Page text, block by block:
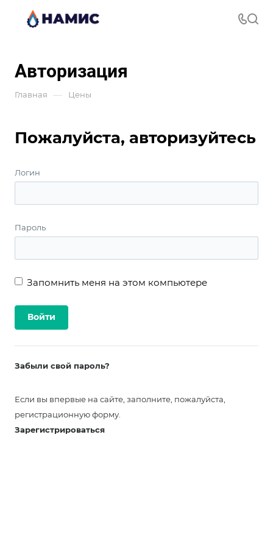
Авторизация
Главная — Цены
Пожалуйста, авторизуйтесь
Логин
Пароль
Запомнить меня на этом компьютере
Забыли свой пароль?
Если вы впервые на сайте, заполните, пожалуйста,
регистрационную форму.
Зарегистрироваться